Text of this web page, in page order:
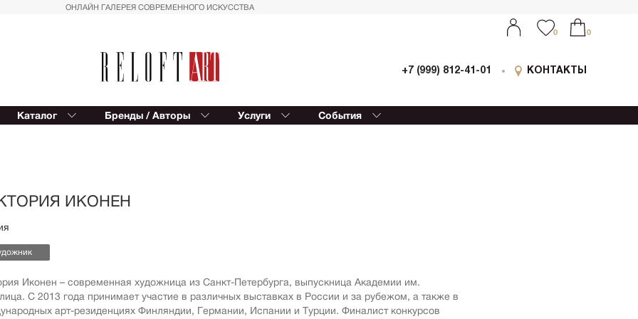
ОНЛАЙН ГАЛЕРЕЯ СОВРЕМЕННОГО ИСКУССТВА
0 0
+7 (999) 812-41-01 КОНТАКТЫ
Каталог
Пальмы
Автомобили
фигуративная живопись
Геометрия
Бренды / Авторы
Reloft ART
Editions Studio
Услуги События
Выставки
0 0
ИКОНЕН
Иконен – современная художница из Санкт-Петербурга, выпускница Академии им.
С 2013 года принимает участие в различных выставках в России и за рубежом, а также в
арт-резиденциях Финляндии, Германии, Испании и Турции. Финалист конкурсов